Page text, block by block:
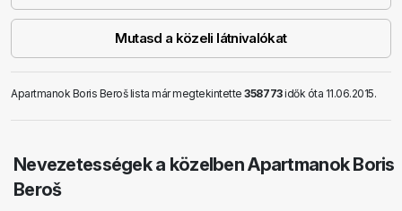
Mutasd a közeli látnivalókat
Apartmanok Boris Beroš lista már megtekintette358773idők óta 11.06.2015.
Nevezetességek a közelben Apartmanok Boris
Beroš